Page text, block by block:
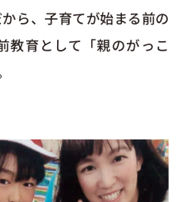
ら、子育てが始まる前の
教育として「親のがっこ